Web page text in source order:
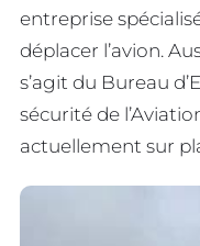
entreprise
déplacer l’avion.
s’agit du Bureau
sécurité de
actuellement sur